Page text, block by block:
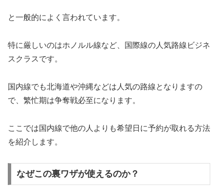
と一般的によく言われています。
特に厳しいのはホノルル線など、国際線の人気路線ビジネ
スクラスです。
国内線でも北海道や沖縄などは人気の路線となりますの
で、繁忙期は争奪戦必至になります。
ここでは国内線で他の人よりも希望日に予約が取れる方法
を紹介します。
なぜこの裏ワザが使えるのか？